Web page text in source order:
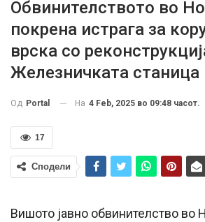
Обвинителството во
покрена истрага за
врска со
Железничката станица
Од Portal На 4 Feb, 2025 во 09:48 часот.
17
Сподели
Вишото јавно обвинителство во